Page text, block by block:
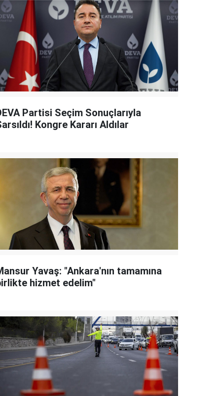
Partisi Seçim Sonuçlarıyla
Kongre Kararı Aldılar
Yavaş: "Ankara'nın tamamına
hizmet edelim"